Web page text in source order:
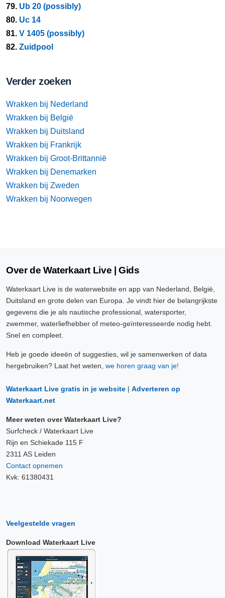
79. Ub 20 (possibly)
80. Uc 14
81. V 1405 (possibly)
82. Zuidpool
Verder zoeken
Wrakken bij Nederland
Wrakken bij België
Wrakken bij Duitsland
Wrakken bij Frankrijk
Wrakken bij Groot-Brittannië
Wrakken bij Denemarken
Wrakken bij Zweden
Wrakken bij Noorwegen
Over de Waterkaart Live | Gids
Waterkaart Live is de waterwebsite en app van Nederland, België,
Duitsland en grote delen van Europa. Je vindt hier de belangrijkste
gegevens die je als nautische professional, watersporter,
zwemmer, waterliefhebber of meteo-geïnteresseerde nodig hebt.
Snel en compleet.
Heb je goede ideeën of suggesties, wil je samenwerken of data
hergebruiken? Laat het weten, we horen graag van je!
Waterkaart Live gratis in je website | Adverteren op
Waterkaart.net
Meer weten over Waterkaart Live?
Surfcheck / Waterkaart Live
Rijn en Schiekade 115 F
2311 AS Leiden
Contact opnemen
Kvk: 61380431
Veelgestelde vragen
Download Waterkaart Live